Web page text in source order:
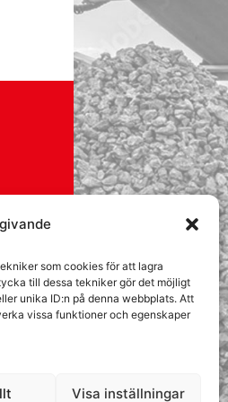
som cookies för att lagra
till dessa tekniker gör det möjligt
unika ID:n på denna webbplats. Att
vissa funktioner och egenskaper
Visa inställningar